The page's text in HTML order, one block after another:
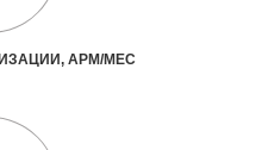
АРМ/МЕС